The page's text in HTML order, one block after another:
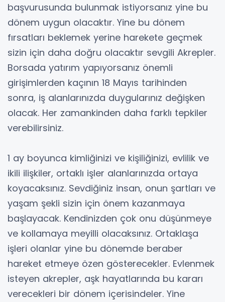
başvurusunda bulunmak istiyorsanız yine bu
dönem uygun olacaktır. Yine bu dönem
fırsatları beklemek yerine harekete geçmek
sizin için daha doğru olacaktır sevgili Akrepler.
Borsada yatırım yapıyorsanız önemli
girişimlerden kaçının 18 Mayıs tarihinden
sonra, iş alanlarınızda duygularınız değişken
olacak. Her zamankinden daha farklı tepkiler
verebilirsiniz.
1 ay boyunca kimliğinizi ve kişiliğinizi, evlilik ve
ikili ilişkiler, ortaklı işler alanlarınızda ortaya
koyacaksınız. Sevdiğiniz insan, onun şartları ve
yaşam şekli sizin için önem kazanmaya
başlayacak. Kendinizden çok onu düşünmeye
ve kollamaya meyilli olacaksınız. Ortaklaşa
işleri olanlar yine bu dönemde beraber
hareket etmeye özen gösterecekler. Evlenmek
isteyen akrepler, aşk hayatlarında bu kararı
verecekleri bir dönem içerisindeler. Yine